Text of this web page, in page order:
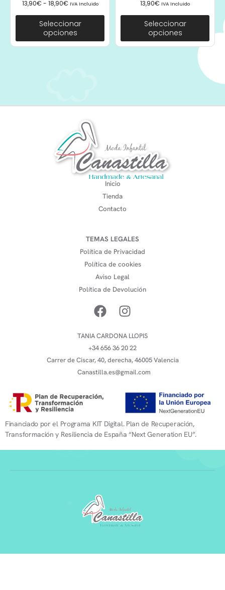
13,90€ - 18,90€ IVA Incluido
Seleccionar
opciones
13,90€ IVA Incluido
Seleccionar
opciones
Inicio
Tienda
Contacto
TEMAS LEGALES
Política de Privacidad
Política de cookies
Aviso Legal
Política de Devolución
TANIA CARDONA LLOPIS
+34 656 36 20 22
Carrer de Ciscar, 40, derecha, 46005 Valencia
Canastilla.es@gmail.com
Financiado por el Programa KIT Digital. Plan de Recuperación,
Transformación y Resiliencia de España “Next Generation EU”.